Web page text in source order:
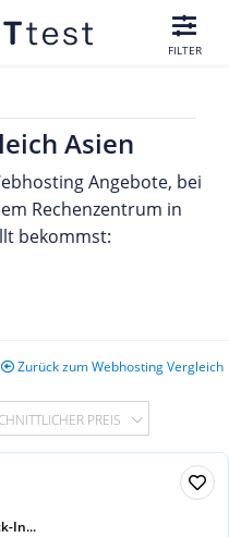
FILTER
Asien
Angebote, bei
Rechenzentrum in
bekommst:
Zurück zum Webhosting Vergleich
PREIS
In...